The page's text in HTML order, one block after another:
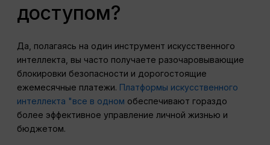
доступом?
Да, полагаясь на один инструмент искусственного
интеллекта, вы часто получаете разочаровывающие
блокировки безопасности и дорогостоящие
ежемесячные платежи. Платформы искусственного
интеллекта "все в одном обеспечивают гораздо
более эффективное управление личной жизнью и
бюджетом.